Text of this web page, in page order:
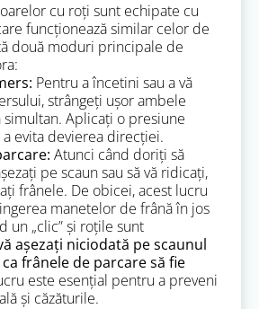
cu roți sunt echipate cu
funcționează similar celor de
două moduri principale de
Pentru a încetini sau a vă
strângeți ușor ambele
Aplicați o presiune
evita devierea direcției.
Atunci când doriți să
pe scaun sau să vă ridicați,
frânele. De obicei, acest lucru
manetelor de frână în jos
un „clic” și roțile sunt
așezați niciodată pe scaunul
frânele de parcare să fie
este esențial pentru a preveni
și căzăturile.